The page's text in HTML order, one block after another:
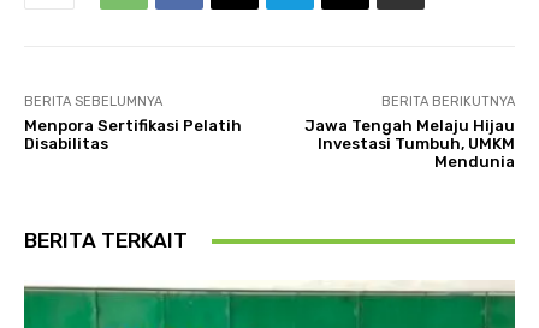
BERITA SEBELUMNYA
Menpora Sertifikasi Pelatih
Disabilitas
BERITA BERIKUTNYA
Jawa Tengah Melaju Hijau
Investasi Tumbuh, UMKM
Mendunia
BERITA TERKAIT